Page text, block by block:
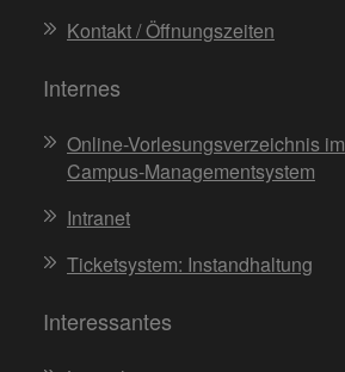
Kontakt / Öffnungszeiten
Internes
Online-Vorlesungsverzeichnis im
Campus-Managementsystem
Intranet
Ticketsystem: Instandhaltung
Interessantes